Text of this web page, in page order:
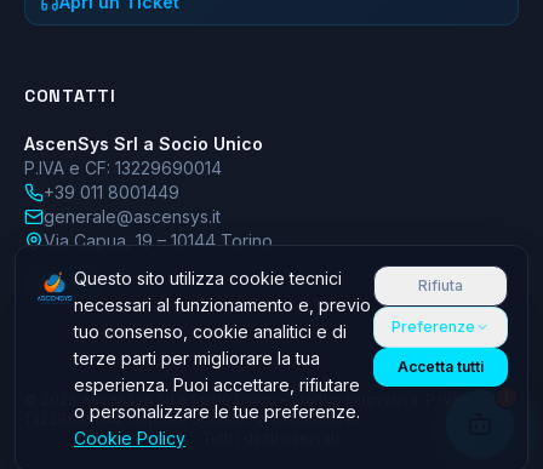
CONTATTI
AscenSys Srl a Socio Unico
P.IVA e CF: 13229690014
+39 011 8001449
generale@ascensys.it
Via Capua, 19 – 10144 Torino
f in
AscenSys Srl a Socio Unico – Startup Innovativa. P.IVA e CF:
13229690014. Capitale Sociale i.v. 10.000,00 €.
Questo sito utilizza cookie tecnici
necessari al funzionamento e, previo
tuo consenso, cookie analitici e di
terze parti per migliorare la tua
esperienza. Puoi accettare, rifiutare
o personalizzare le tue preferenze.
Cookie Policy
Rifiuta
Preferenze
Accetta tutti